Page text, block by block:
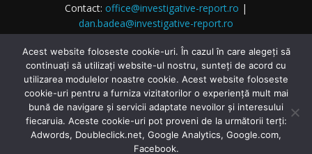
Contact: office@investigative-report.ro |
dan.badea@investigative-report.ro
© 2025 Investigative-Report.ro. Toate drepturile rezervate.
© Investigative-Report.ro
Acest website foloseste cookie-uri. În cazul în care alegeți să
continuați să utilizați website-ul nostru, sunteți de acord cu
utilizarea modulelor noastre cookie. Acest website foloseste
cookie-uri pentru a furniza vizitatorilor o experiență mult mai
bună de navigare și servicii adaptate nevoilor și interesului
fiecaruia. Aceste cookie-uri pot proveni de la următorii terți:
Adwords, Doubleclick.net, Google Analytics, Google.com,
Facebook.